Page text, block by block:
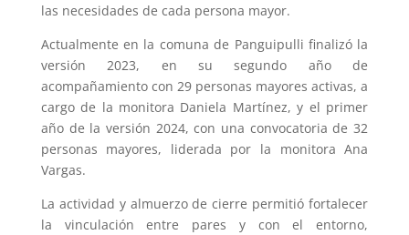
las necesidades de cada persona mayor.
Actualmente en la comuna de Panguipulli finalizó la
versión 2023, en su segundo año de
acompañamiento con 29 personas mayores activas, a
cargo de la monitora Daniela Martínez, y el primer
año de la versión 2024, con una convocatoria de 32
personas mayores, liderada por la monitora Ana
Vargas.
La actividad y almuerzo de cierre permitió fortalecer
la vinculación entre pares y con el entorno,